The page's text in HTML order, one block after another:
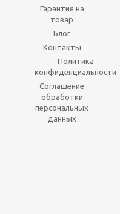
Гарантия на
товар
Блог
Контакты
Политика
конфиденциальности
Соглашение
обработки
персональных
данных